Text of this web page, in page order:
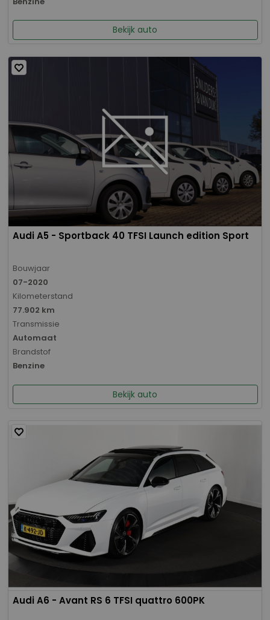
Bekijk auto
Audi A5 - Sportback 40 TFSI Launch edition Sport
Bouwjaar
07-2020
Kilometerstand
77.902 km
Transmissie
Automaat
Brandstof
Benzine
Bekijk auto
Audi A6 - Avant RS 6 TFSI quattro 600PK